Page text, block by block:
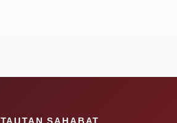
TAUTAN SAHABAT